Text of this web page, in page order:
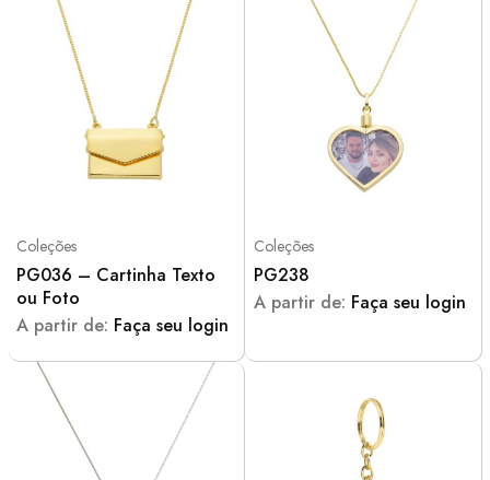
Coleções
PG036 – Cartinha Texto
ou Foto
A partir de: Faça seu login
Coleções
PG238
A partir de: Faça seu login